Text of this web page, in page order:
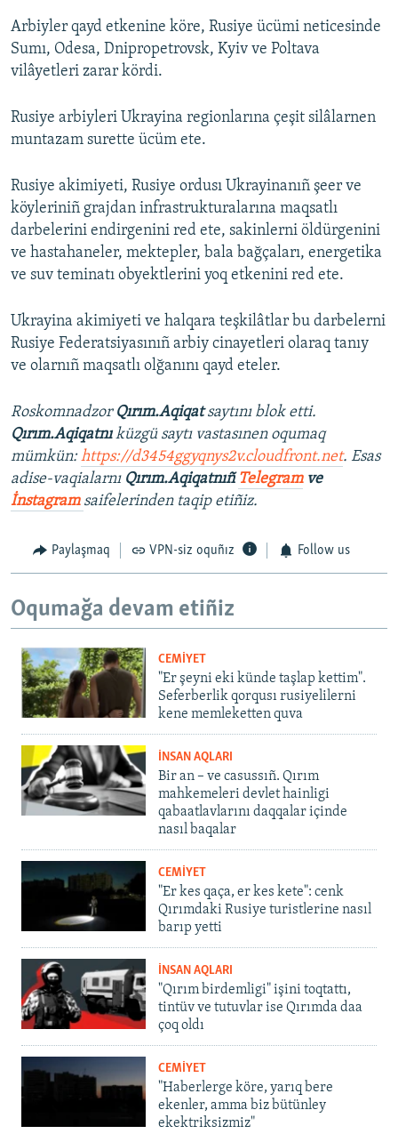
Arbiyler qayd etkenine köre, Rusiye ücümi neticesinde
Sumı, Odesa, Dnipropetrovsk, Kyiv ve Poltava
vilâyetleri zarar kördi.
Rusiye arbiyleri Ukrayina regionlarına çeşit silâlarnen
muntazam surette ücüm ete.
Rusiye akimiyeti, Rusiye ordusı Ukrayinanıñ şeer ve
köyleriniñ grajdan infrastrukturalarına maqsatlı
darbelerini endirgenini red ete, sakinlerni öldürgenini
ve hastahaneler, mektepler, bala bağçaları, energetika
ve suv teminatı obyektlerini yoq etkenini red ete.
Ukrayina akimiyeti ve halqara teşkilâtlar bu darbelerni
Rusiye Federatsiyasınıñ arbiy cinayetleri olaraq tanıy
ve olarnıñ maqsatlı olğanını qayd eteler.
Roskomnadzor Qırım.Aqiqatsaytını blok etti.
Qırım.Aqiqatnıküzgü saytı vastasınen oqumaq
mümkün:https://d3454ggyqnys2v.cloudfront.net. Esas
adise-vaqialarnı Qırım.Aqiqatnıñ Telegramve
İnstagram saifelerinden taqip etiñiz.
Paylaşmaq VPN-siz oquñız Follow us
Oqumağa devam etiñiz
CEMİYET
"Er şeyni eki künde taşlap kettim".
Seferberlik qorqusı rusiyelilerni
kene memleketten quva
İNSAN AQLARI
Bir an – ve casussıñ. Qırım
mahkemeleri devlet hainligi
qabaatlavlarını daqqalar içinde
nasıl baqalar
CEMİYET
"Er kes qaça, er kes kete": cenk
Qırımdaki Rusiye turistlerine nasıl
barıp yetti
İNSAN AQLARI
"Qırım birdemligi" işini toqtattı,
tintüv ve tutuvlar ise Qırımda daa
çoq oldı
CEMİYET
"Haberlerge köre, yarıq bere
ekenler, amma biz bütünley
ekektriksizmiz"